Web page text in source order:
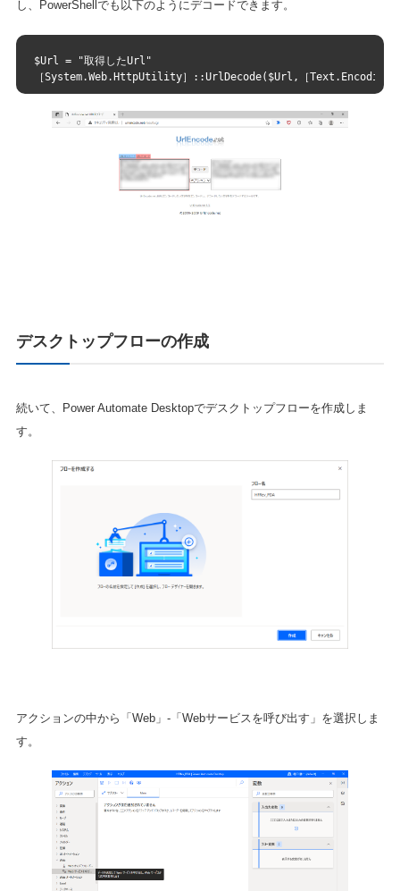
し、PowerShellでも以下のようにデコードできます。
$Url = "取得したUrl"
［System.Web.HttpUtility］::UrlDecode($Url,［
デスクトップフローの作成
続いて、Power Automate Desktopでデスクトップフローを作成しま
す。
アクションの中から「Web」-「Webサービスを呼び出す」を選択しま
す。